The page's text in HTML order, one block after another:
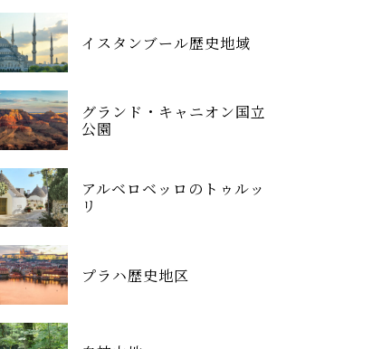
イスタンブール歴史地域
グランド・キャニオン国立
公園
アルベロベッロのトゥルッ
リ
プラハ歴史地区